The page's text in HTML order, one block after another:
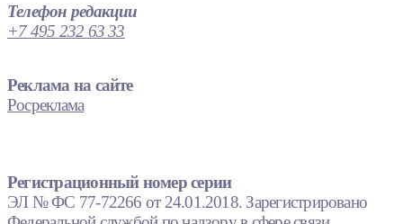
Телефон редакции
+7 495 232 63 33
Реклама на сайте
Росреклама
Регистрационный номер серии
ЭЛ № ФС 77-72266 от 24.01.2018. Зарегистрировано